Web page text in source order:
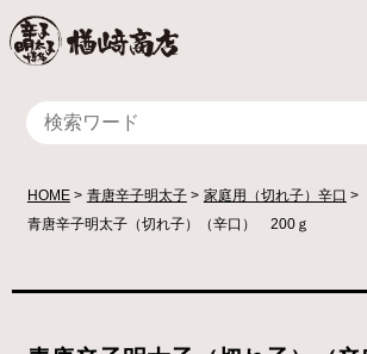
HOME 青唐辛子明太子
家庭用（切れ子）辛口
青唐辛子明太子（切れ子）（辛口） 200ｇ